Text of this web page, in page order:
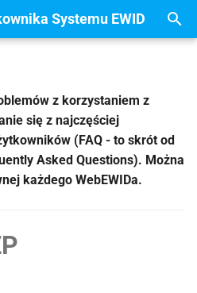
Systemu EWID
z korzystaniem z
się z najczęściej
(FAQ - to skrót od
Asked Questions). Można
każdego WebEWIDa.